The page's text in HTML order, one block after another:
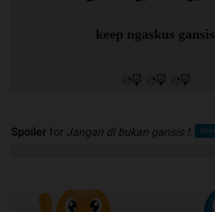
keep ngaskus gansis
Spoiler for Jangan di bukan gansis !: